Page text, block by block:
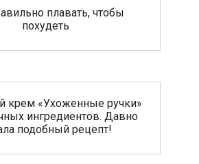
плавать, чтобы
похудеть
крем «Ухоженные ручки»
ингредиентов. Давно
подобный рецепт!